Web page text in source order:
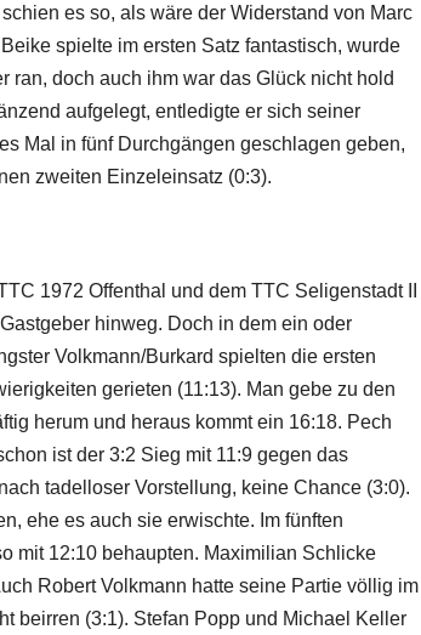
es so, als wäre der Widerstand von Marc
spielte im ersten Satz fantastisch, wurde
ran, doch auch ihm war das Glück nicht hold
aufgelegt, entledigte er sich seiner
Mal in fünf Durchgängen geschlagen geben,
zweiten Einzeleinsatz (0:3).
1972 Offenthal und dem TTC Seligenstadt II
hinweg. Doch in dem ein oder
Volkmann/Burkard spielten die ersten
gerieten (11:13). Man gebe zu den
herum und heraus kommt ein 16:18. Pech
ist der 3:2 Sieg mit 11:9 gegen das
tadelloser Vorstellung, keine Chance (3:0).
ehe es auch sie erwischte. Im fünften
mit 12:10 behaupten. Maximilian Schlicke
Robert Volkmann hatte seine Partie völlig im
beirren (3:1). Stefan Popp und Michael Keller